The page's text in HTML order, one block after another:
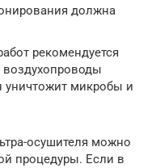
должна
рекомендуется
воздухопроводы
микробы и
осушителя можно
процедуры. Если в